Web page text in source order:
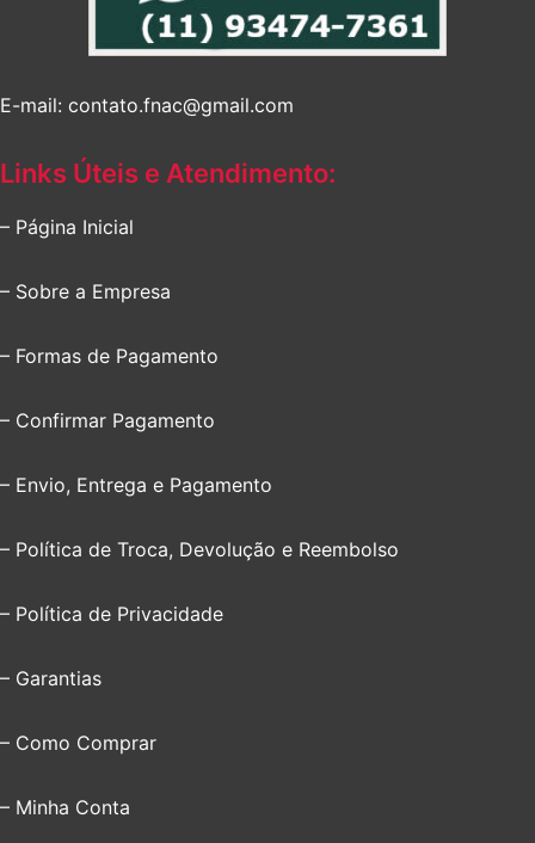
E-mail: contato.fnac@gmail.com
Links Úteis e Atendimento:
– Página Inicial
– Sobre a Empresa
– Formas de Pagamento
– Confirmar Pagamento
– Envio, Entrega e Pagamento
– Política de Troca, Devolução e Reembolso
– Política de Privacidade
– Garantias
– Como Comprar
– Minha Conta